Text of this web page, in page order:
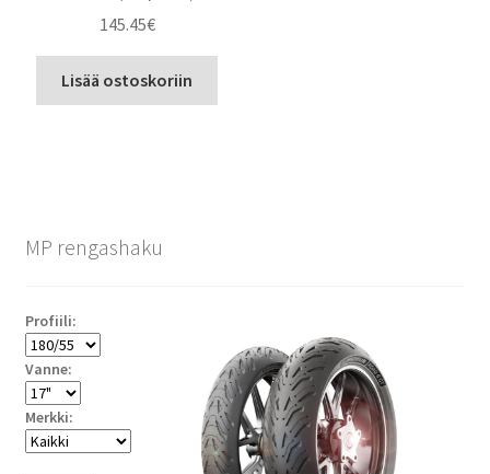
145.45€
Lisää ostoskoriin
MP rengashaku
Profiili:
Vanne:
Merkki: